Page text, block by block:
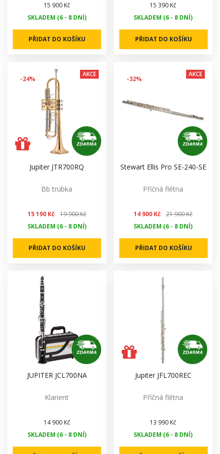
15 900 Kč
SKLADEM (6 - 8 DNÍ)
PŘIDAT DO KOŠÍKU
15 390 Kč
SKLADEM (6 - 8 DNÍ)
PŘIDAT DO KOŠÍKU
-24%
AKCE
Jupiter JTR700RQ
Bb trubka
15 190 Kč
19 900 Kč
SKLADEM (6 - 8 DNÍ)
PŘIDAT DO KOŠÍKU
-32%
AKCE
Stewart Ellis Pro SE-240-SE
Příčná flétna
14 900 Kč
21 900 Kč
SKLADEM (6 - 8 DNÍ)
PŘIDAT DO KOŠÍKU
JUPITER JCL700NA
Klarient
14 900 Kč
SKLADEM (6 - 8 DNÍ)
Jupiter JFL700REC
Příčná flétna
13 990 Kč
SKLADEM (6 - 8 DNÍ)